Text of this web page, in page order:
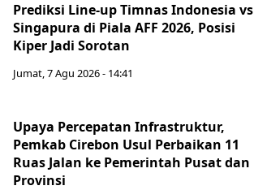
Prediksi Line-up Timnas Indonesia vs
Singapura di Piala AFF 2026, Posisi
Kiper Jadi Sorotan
Jumat, 7 Agu 2026 - 14:41
Upaya Percepatan Infrastruktur,
Pemkab Cirebon Usul Perbaikan 11
Ruas Jalan ke Pemerintah Pusat dan
Provinsi